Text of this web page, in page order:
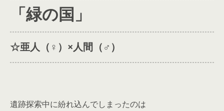
「緑の国」
☆亜人（♀️）×人間（♂）
遺跡探索中に紛れ込んでしまったのは